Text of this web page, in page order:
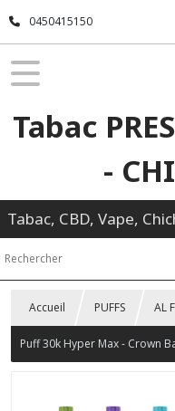
0450415150
Tabac
-
Tabac, CBD, Vape,
Accueil PUFFS AL
Puff 30k Hyper Max - Crown